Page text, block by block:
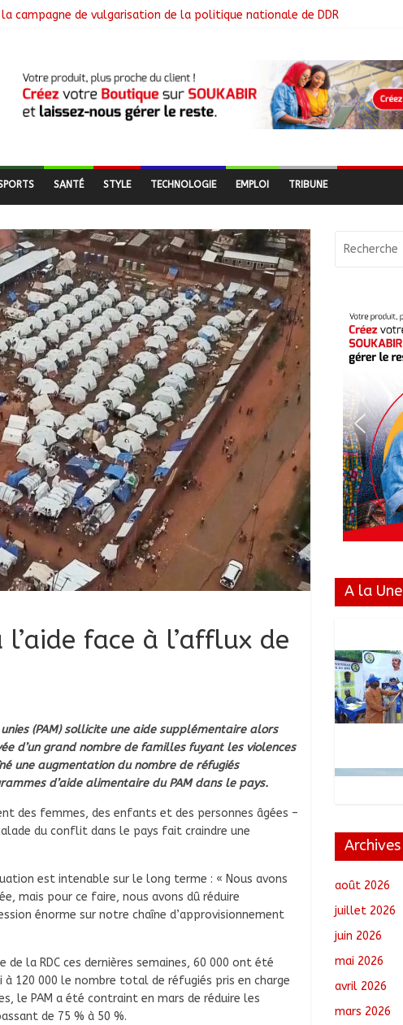
campagne de vulgarisation de la politique nationale de DDR
le suivi des chantiers municipaux
orientés vers leur avenir
SANTÉ STYLE TECHNOLOGIE EMPLOI TRIBUNE
face à l’afflux de
(PAM) sollicite une aide supplémentaire alors
d’un grand nombre de familles fuyant les violences
une augmentation du nombre de réfugiés
d’aide alimentaire du PAM dans le pays.
des femmes, des enfants et des personnes âgées –
du conflit dans le pays fait craindre une
est intenable sur le long terme : « Nous avons
mais pour ce faire, nous avons dû réduire
énorme sur notre chaîne d’approvisionnement
de la RDC ces dernières semaines, 60 000 ont été
120 000 le nombre total de réfugiés pris en charge
le PAM a été contraint en mars de réduire les
de 75 % à 50 %.
A la Une
Archives
août 2026
juillet 2026
juin 2026
mai 2026
avril 2026
mars 2026